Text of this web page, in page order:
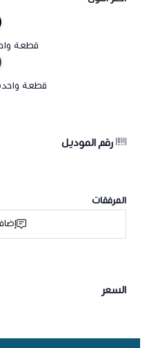
قطعة
قطعة
رقم الموديل
المرفقات
السعر